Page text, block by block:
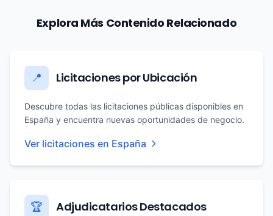
Explora Más Contenido Relacionado
📍 Licitaciones por Ubicación
Descubre todas las licitaciones públicas disponibles en
España y encuentra nuevas oportunidades de negocio.
Ver licitaciones en España
🏆 Adjudicatarios Destacados